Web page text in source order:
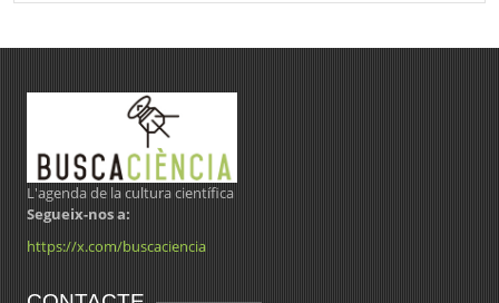
L'agenda de la cultura científica
Segueix-nos a:
https://x.com/buscaciencia